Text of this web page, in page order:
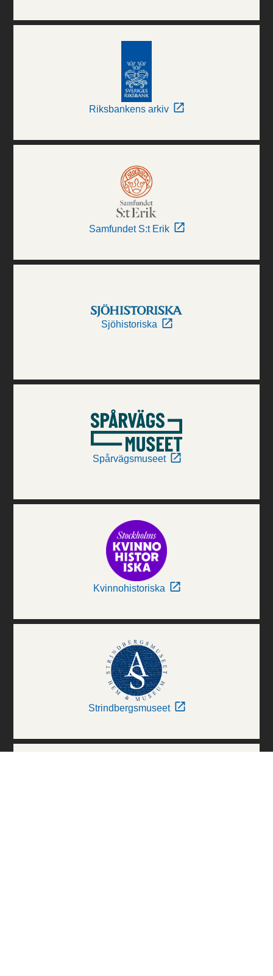
Riksbankens arkiv
Samfundet S:t Erik
Sjöhistoriska
Spårvägsmuseet
Kvinnohistoriska
Strindbergsmuseet